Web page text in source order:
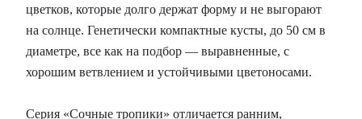
цветков, которые долго держат форму и не выгорают
на солнце. Генетически компактные кусты, до 50 см в
диаметре, все как на подбор — выравненные, с
хорошим ветвлением и устойчивыми цветоносами.
Серия «Сочные тропики» отличается ранним,